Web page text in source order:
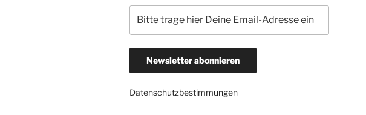
Datenschutzbestimmungen